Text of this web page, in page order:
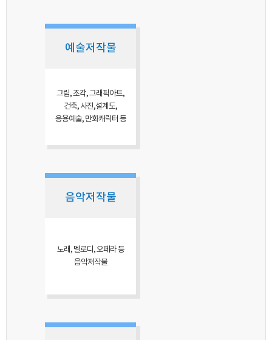
예술저작물
그림, 조각, 그래픽아트,
건축, 사진,설계도,
응용예술, 만화캐릭터 등
음악저작물
노래, 멜로디, 오페라 등
음악저작물